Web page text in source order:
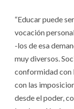
“Educar puede
vocación
-los de esa
muy diversos.
conformidad con
con las
desde el poder,